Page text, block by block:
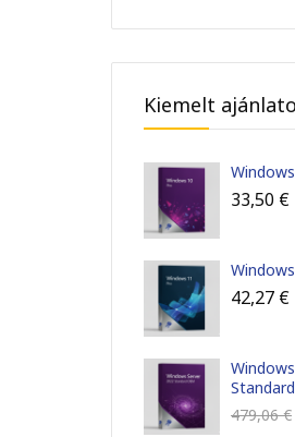
Kiemelt
33,50 €
42,27 €
479,06€